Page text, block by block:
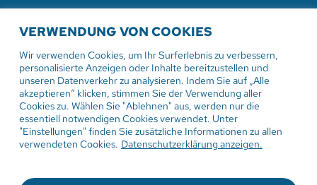
VERWENDUNG VON COOKIES
Wir verwenden Cookies, um Ihr Surferlebnis zu verbessern,
personalisierte Anzeigen oder Inhalte bereitzustellen und
unseren Datenverkehr zu analysieren. Indem Sie auf „Alle
akzeptieren“ klicken, stimmen Sie der Verwendung aller
Cookies zu. Wählen Sie "Ablehnen" aus, werden nur die
essentiell notwendigen Cookies verwendet. Unter
"Einstellungen" finden Sie zusätzliche Informationen zu allen
verwendeten Cookies. Datenschutzerklärung anzeigen.
WEITERE AKTUELLE
VERANSTALTUNGEN
2. August 2026
Gottesdienst in der